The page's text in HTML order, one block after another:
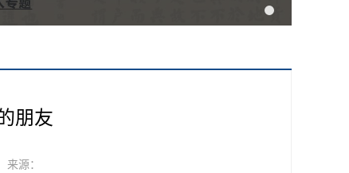
朋友
源：